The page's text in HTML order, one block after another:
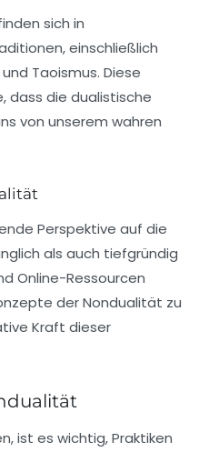
sich in
einschließlich
Taoismus. Diese
dass die dualistische
von unserem wahren
Perspektive auf die
als auch tiefgründig
Online-Ressourcen
der Nondualität zu
Kraft dieser
ist es wichtig, Praktiken